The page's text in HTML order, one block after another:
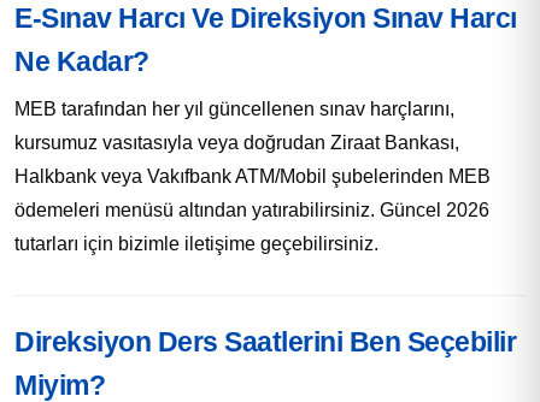
E-Sınav Harcı Ve Direksiyon Sınav Harcı
Ne Kadar?
MEB tarafından her yıl güncellenen sınav harçlarını,
kursumuz vasıtasıyla veya doğrudan Ziraat Bankası,
Halkbank veya Vakıfbank ATM/Mobil şubelerinden MEB
ödemeleri menüsü altından yatırabilirsiniz. Güncel 2026
tutarları için bizimle iletişime geçebilirsiniz.
Direksiyon Ders Saatlerini Ben Seçebilir
Miyim?